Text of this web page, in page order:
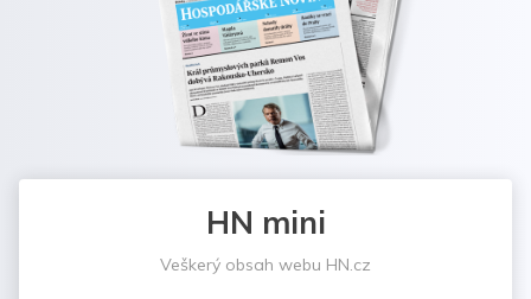
HN mini
Veškerý obsah webu HN.cz